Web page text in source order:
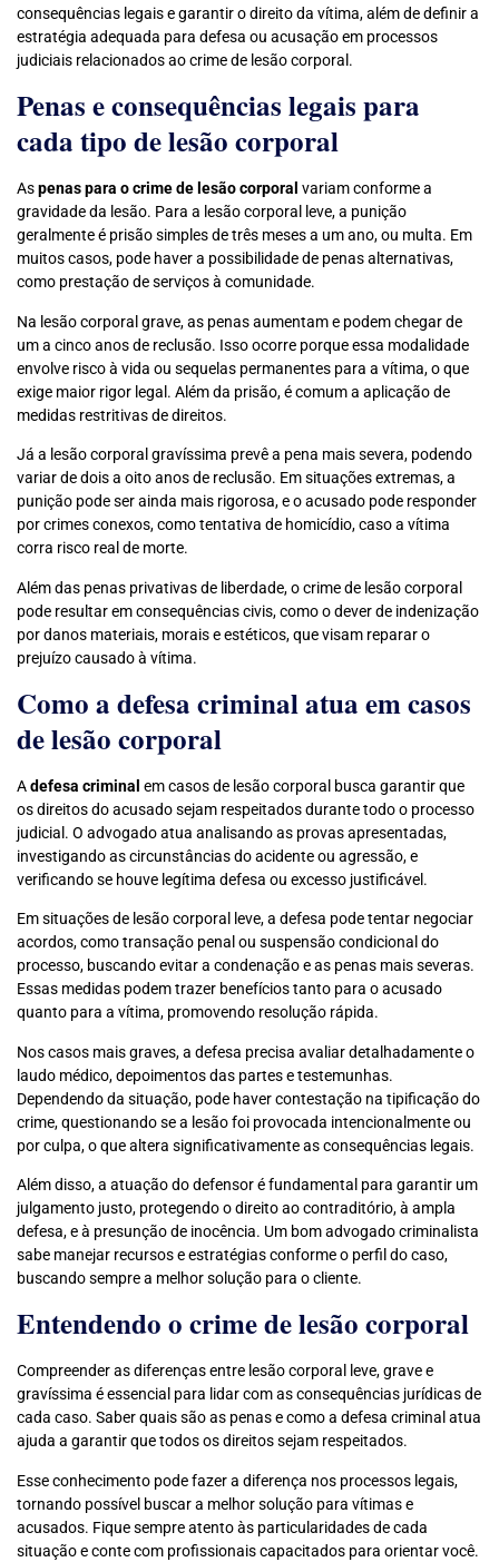
consequências legais e garantir o direito da vítima, além de definir a
estratégia adequada para defesa ou acusação em processos
judiciais relacionados ao crime de lesão corporal.
Penas e consequências legais para
cada tipo de lesão corporal
Aspenas para o crime de lesão corporal variam conforme a
gravidade da lesão. Para a lesão corporal leve, a punição
geralmente é prisão simples de três meses a um ano, ou multa. Em
muitos casos, pode haver a possibilidade de penas alternativas,
como prestação de serviços à comunidade.
Na lesão corporal grave, as penas aumentam e podem chegar de
um a cinco anos de reclusão. Isso ocorre porque essa modalidade
envolve risco à vida ou sequelas permanentes para a vítima, o que
exige maior rigor legal. Além da prisão, é comum a aplicação de
medidas restritivas de direitos.
Já a lesão corporal gravíssima prevê a pena mais severa, podendo
variar de dois a oito anos de reclusão. Em situações extremas, a
punição pode ser ainda mais rigorosa, e o acusado pode responder
por crimes conexos, como tentativa de homicídio, caso a vítima
corra risco real de morte.
Além das penas privativas de liberdade, o crime de lesão corporal
pode resultar em consequências civis, como o dever de indenização
por danos materiais, morais e estéticos, que visam reparar o
prejuízo causado à vítima.
Como a defesa criminal atua em casos
de lesão corporal
Adefesa criminal em casos de lesão corporal busca garantir que
os direitos do acusado sejam respeitados durante todo o processo
judicial. O advogado atua analisando as provas apresentadas,
investigando as circunstâncias do acidente ou agressão, e
verificando se houve legítima defesa ou excesso justificável.
Em situações de lesão corporal leve, a defesa pode tentar negociar
acordos, como transação penal ou suspensão condicional do
processo, buscando evitar a condenação e as penas mais severas.
Essas medidas podem trazer benefícios tanto para o acusado
quanto para a vítima, promovendo resolução rápida.
Nos casos mais graves, a defesa precisa avaliar detalhadamente o
laudo médico, depoimentos das partes e testemunhas.
Dependendo da situação, pode haver contestação na tipificação do
crime, questionando se a lesão foi provocada intencionalmente ou
por culpa, o que altera significativamente as consequências legais.
Além disso, a atuação do defensor é fundamental para garantir um
julgamento justo, protegendo o direito ao contraditório, à ampla
defesa, e à presunção de inocência. Um bom advogado criminalista
sabe manejar recursos e estratégias conforme o perfil do caso,
buscando sempre a melhor solução para o cliente.
Entendendo o crime de lesão corporal
Compreender as diferenças entre lesão corporal leve, grave e
gravíssima é essencial para lidar com as consequências jurídicas de
cada caso. Saber quais são as penas e como a defesa criminal atua
ajuda a garantir que todos os direitos sejam respeitados.
Esse conhecimento pode fazer a diferença nos processos legais,
tornando possível buscar a melhor solução para vítimas e
acusados. Fique sempre atento às particularidades de cada
situação e conte com profissionais capacitados para orientar você.